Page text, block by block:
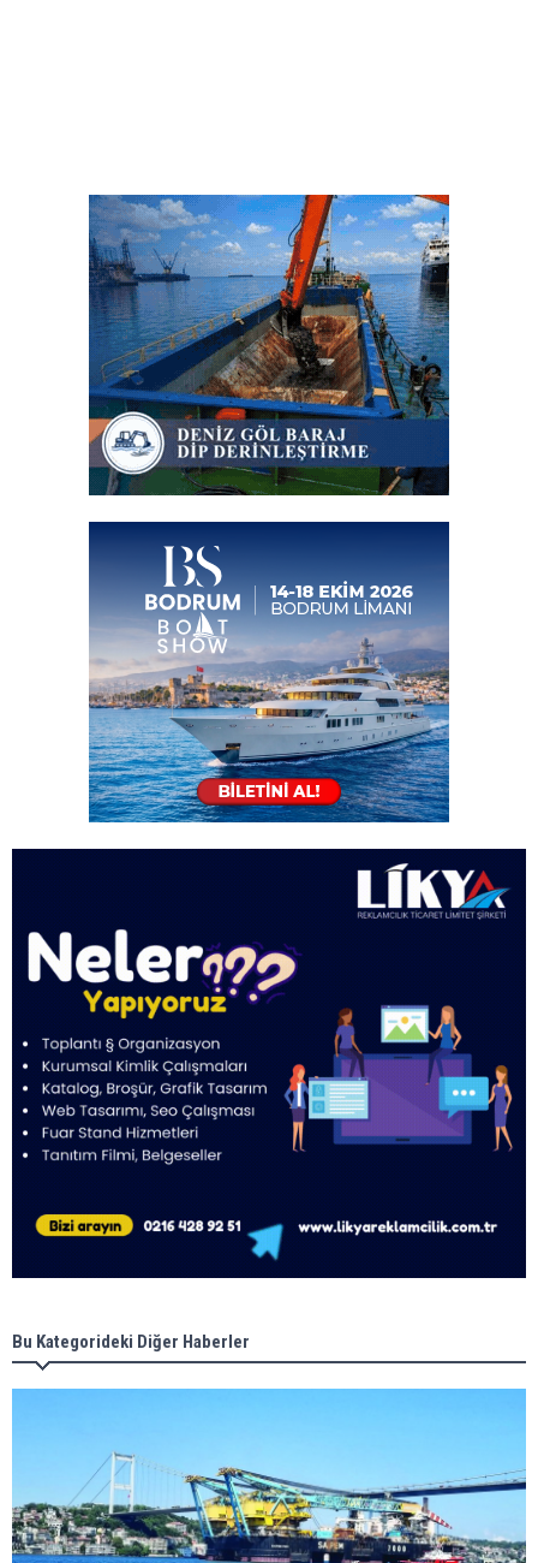
Bu Kategorideki Diğer Haberler